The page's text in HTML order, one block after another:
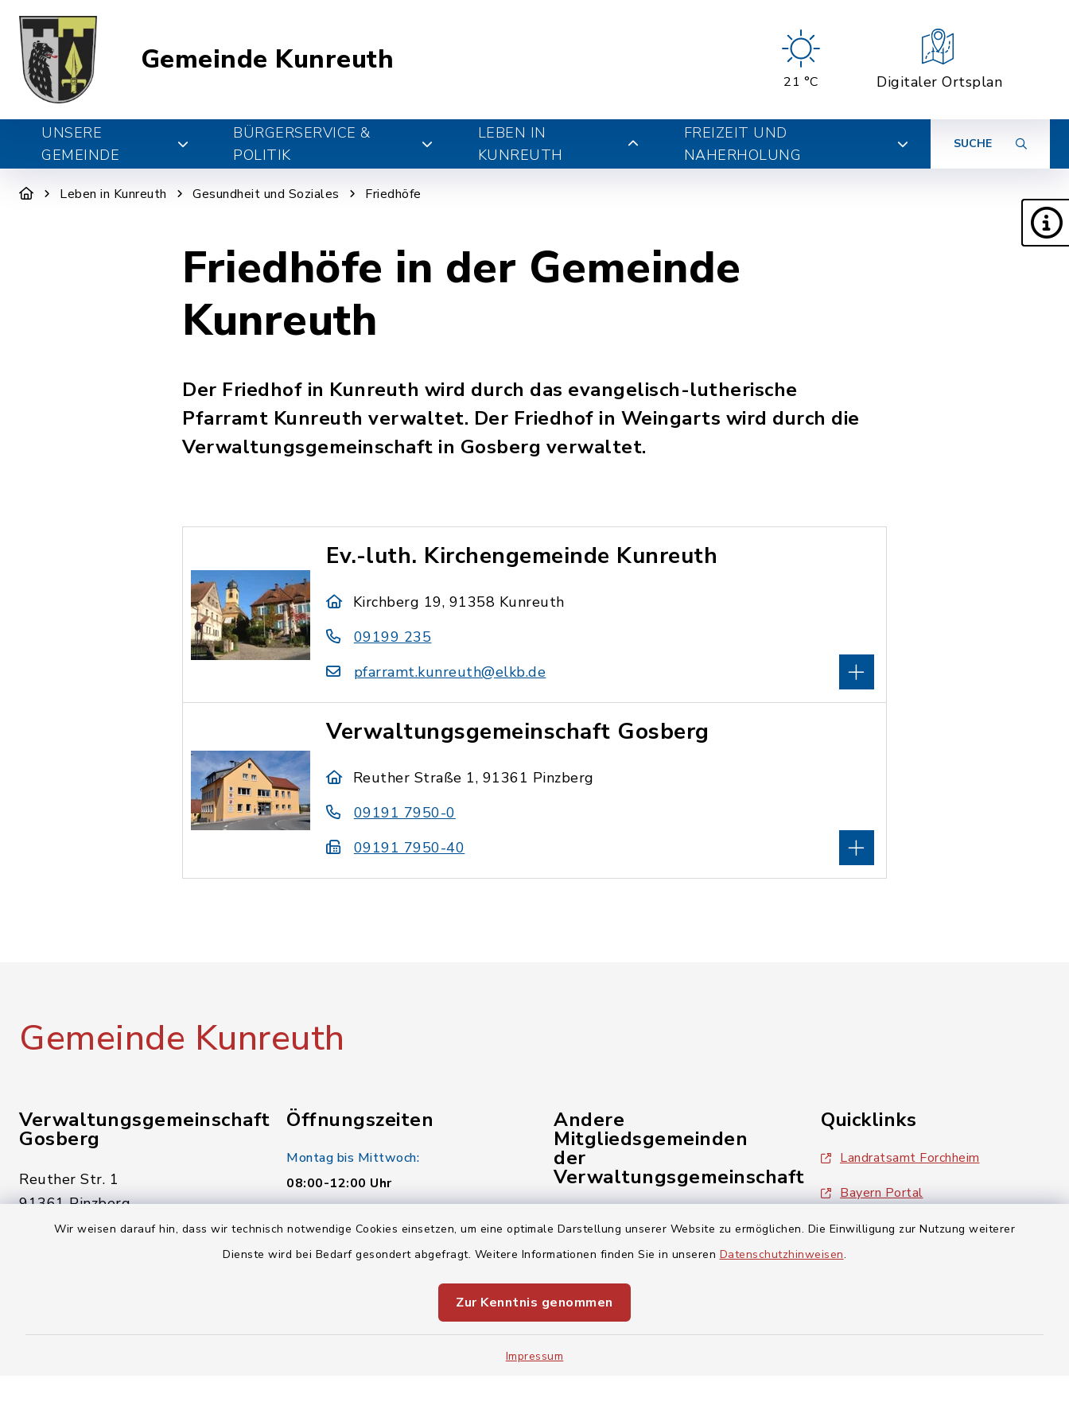
Wir weisen darauf hin, dass wir technisch notwendige Cookies einsetzen, um eine optimale Darstellung unserer Website zu ermöglichen. Die Einwilligung zur Nutzung weiterer
Dienste wird bei Bedarf gesondert abgefragt. Weitere Informationen finden Sie in unseren Datenschutzhinweisen.
Zur Kenntnis genommen
Impressum
Gemeinde Kunreuth
21 °C Digitaler Ortsplan
UNSERE
GEMEINDE
BÜRGERSERVICE &
POLITIK
LEBEN IN
KUNREUTH
FREIZEIT UND
NAHERHOLUNG
SUCHE
Leben in Kunreuth Gesundheit und Soziales Friedhöfe
Friedhöfe in der Gemeinde
Kunreuth
Der Friedhof in Kunreuth wird durch das evangelisch-lutherische
Pfarramt Kunreuth verwaltet. Der Friedhof in Weingarts wird durch die
Verwaltungsgemeinschaft in Gosberg verwaltet.
Ev.-luth. Kirchengemeinde Kunreuth
Kirchberg 19, 91358 Kunreuth
09199 235
pfarramt.kunreuth@elkb.de
Verwaltungsgemeinschaft Gosberg
Reuther Straße 1, 91361 Pinzberg
09191 7950-0
09191 7950-40
Gemeinde Kunreuth
Verwaltungsgemeinschaft
Gosberg
Reuther Str. 1
91361 Pinzberg
09191 7950-0
Öffnungszeiten
Montag bis Mittwoch:
08:00-12:00 Uhr
Donnerstag:
14:00-18:00 Uhr
Andere
Mitgliedsgemeinden
der
Verwaltungsgemeinschaft
Gemeinde Wiesenthau
Verwaltungsgemeinschaft Gosberg
Quicklinks
Landratsamt Forchheim
Bayern Portal
inixmedia